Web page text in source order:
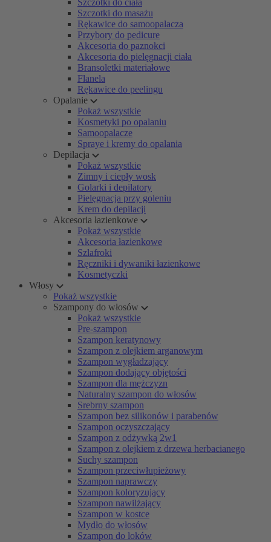
Szczotki do ciała
Szczotki do masażu
Rękawice do samoopalacza
Przybory do pedicure
Akcesoria do paznokci
Akcesoria do pielęgnacji ciała
Bransoletki materiałowe
Flanela
Rękawice do peelingu
Opalanie
Pokaż wszystkie
Kosmetyki po opalaniu
Samoopalacze
Spraye i kremy do opalania
Depilacja
Pokaż wszystkie
Zimny i ciepły wosk
Golarki i depilatory
Pielęgnacja przy goleniu
Krem do depilacji
Akcesoria łazienkowe
Pokaż wszystkie
Akcesoria łazienkowe
Szlafroki
Ręczniki i dywaniki łazienkowe
Kosmetyczki
Włosy
Pokaż wszystkie
Szampony do włosów
Pokaż wszystkie
Pre-szampon
Szampon keratynowy
Szampon z olejkiem arganowym
Szampon wygładzający
Szampon dodający objętości
Szampon dla mężczyzn
Naturalny szampon do włosów
Srebrny szampon
Szampon bez silikonów i parabenów
Szampon oczyszczający
Szampon z odżywką 2w1
Szampon z olejkiem z drzewa herbacianego
Suchy szampon
Szampon przeciwłupieżowy
Szampon naprawczy
Szampon koloryzujący
Szampon nawilżający
Szampon w kostce
Mydło do włosów
Szampon do loków